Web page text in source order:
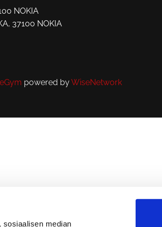
sosiaalisen median
NOKIA
37100 NOKIA
powered byWiseNetwork